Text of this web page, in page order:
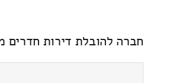
חברה להובלת דירות